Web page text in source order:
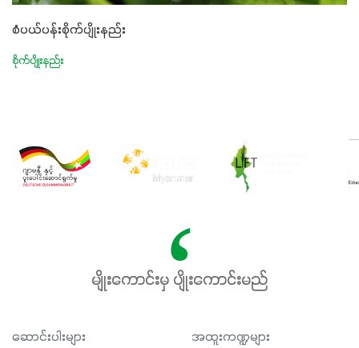
စံပယ်ပန်းစိုက်ပျိုးနည်း
စိုက်ပျိုးနည်း
မျိုးကောင်းမှ ပျိုးကောင်းမည်
ဆောင်းပါးများ အထူးကဏ္ဍများ